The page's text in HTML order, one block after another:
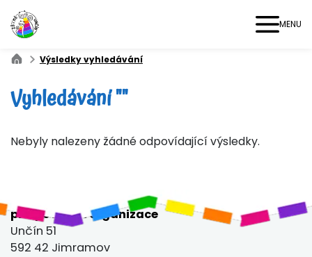
MENU
Výsledky vyhledávání
Vyhledávání ""
Nebyly nalezeny žádné odpovídající výsledky.
Základní škola a Mateřská škola Unčín,
příspěvková organizace
Unčín 51
592 42 Jimramov